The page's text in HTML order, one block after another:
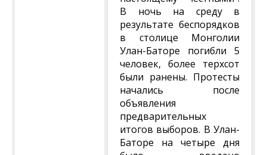
В ночь на среду в
результате беспорядков
в столице Монголии
Улан-Баторе погибли 5
человек, более терхсот
были ранены. Протесты
начались после
объявления
предварительных
итогов выборов. В Улан-
Баторе на четыре дня